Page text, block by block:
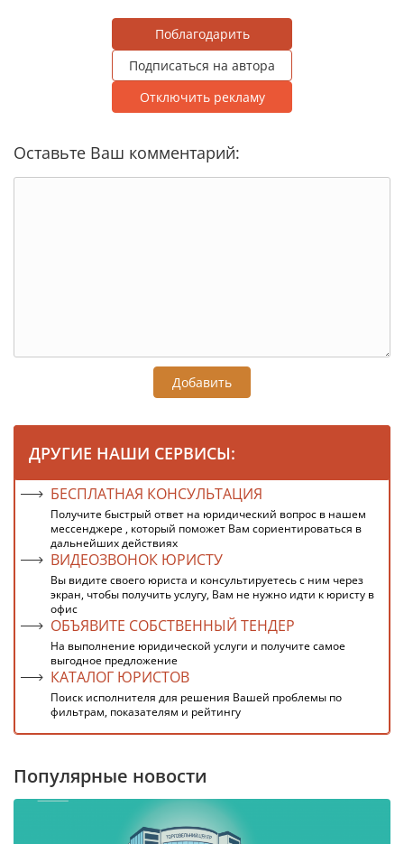
Поблагодарить
Подписаться на автора
Отключить рекламу
Оставьте Ваш комментарий:
Добавить
ДРУГИЕ НАШИ СЕРВИСЫ:
БЕСПЛАТНАЯ КОНСУЛЬТАЦИЯ
Получите быстрый ответ на юридический вопрос в нашем
мессенджере , который поможет Вам сориентироваться в
дальнейших действиях
ВИДЕОЗВОНОК ЮРИСТУ
Вы видите своего юриста и консультируетесь с ним через
экран, чтобы получить услугу, Вам не нужно идти к юристу в
офис
ОБЪЯВИТЕ СОБСТВЕННЫЙ ТЕНДЕР
На выполнение юридической услуги и получите самое
выгодное предложение
КАТАЛОГ ЮРИСТОВ
Поиск исполнителя для решения Вашей проблемы по
фильтрам, показателям и рейтингу
Популярные новости